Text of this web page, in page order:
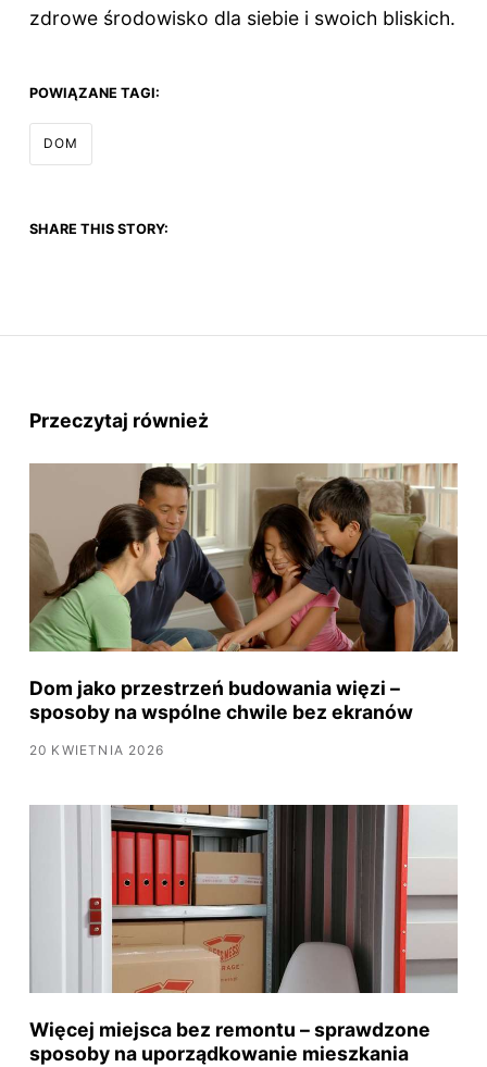
zdrowe środowisko dla siebie i swoich bliskich.
POWIĄZANE TAGI:
DOM
SHARE THIS STORY:
Przeczytaj również
Dom jako przestrzeń budowania więzi –
sposoby na wspólne chwile bez ekranów
20 KWIETNIA 2026
Więcej miejsca bez remontu – sprawdzone
sposoby na uporządkowanie mieszkania